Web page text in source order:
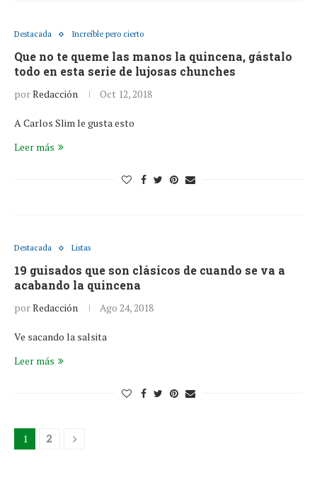
Destacada Increíble pero cierto
Que no te queme las manos la quincena, gástalo
todo en esta serie de lujosas chunches
porRedacción Oct 12, 2018
A Carlos Slim le gusta esto
Leer más
Destacada Listas
19 guisados que son clásicos de cuando se va a
acabando la quincena
porRedacción Ago 24, 2018
Ve sacando la salsita
Leer más
1 2